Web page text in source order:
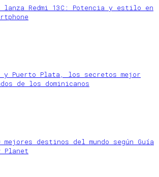
lanza Redmi 13C: Potencia y estilo en
y Puerto Plata, los secretos mejor
de los dominicanos
mejores destinos del mundo según Guía
Planet